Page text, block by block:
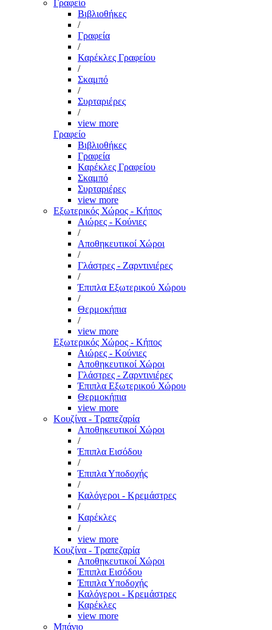
Γραφείο
Βιβλιοθήκες
/
Γραφεία
/
Καρέκλες Γραφείου
/
Σκαμπό
/
Συρταριέρες
/
view more
Γραφείο
Βιβλιοθήκες
Γραφεία
Καρέκλες Γραφείου
Σκαμπό
Συρταριέρες
view more
Εξωτερικός Χώρος - Κήπος
Αιώρες - Κούνιες
/
Αποθηκευτικοί Χώροι
/
Γλάστρες - Ζαρντινιέρες
/
Έπιπλα Εξωτερικού Χώρου
/
Θερμοκήπια
/
view more
Εξωτερικός Χώρος - Κήπος
Αιώρες - Κούνιες
Αποθηκευτικοί Χώροι
Γλάστρες - Ζαρντινιέρες
Έπιπλα Εξωτερικού Χώρου
Θερμοκήπια
view more
Κουζίνα - Τραπεζαρία
Αποθηκευτικοί Χώροι
/
Έπιπλα Εισόδου
/
Έπιπλα Υποδοχής
/
Καλόγεροι - Κρεμάστρες
/
Καρέκλες
/
view more
Κουζίνα - Τραπεζαρία
Αποθηκευτικοί Χώροι
Έπιπλα Εισόδου
Έπιπλα Υποδοχής
Καλόγεροι - Κρεμάστρες
Καρέκλες
view more
Μπάνιο